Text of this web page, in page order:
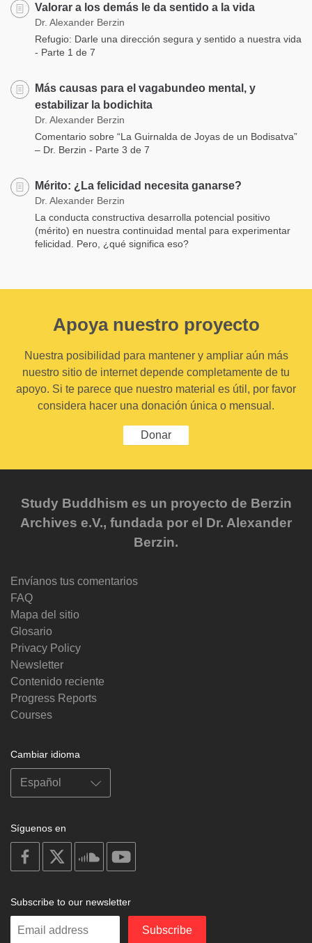
Valorar a los demás le da sentido a la vida
Dr. Alexander Berzin
Refugio: Darle una dirección segura y sentido a nuestra vida
- Parte 1 de 7
Más causas para el vagabundeo mental, y
estabilizar la bodichita
Dr. Alexander Berzin
Comentario sobre “La Guirnalda de Joyas de un Bodisatva”
– Dr. Berzin - Parte 3 de 7
Mérito: ¿La felicidad necesita ganarse?
Dr. Alexander Berzin
La conducta constructiva desarrolla potencial positivo
(mérito) en nuestra continuidad mental para experimentar
felicidad. Pero, ¿qué significa eso?
Apoya nuestro proyecto
Nuestra posibilidad para mantener y ampliar aún más
nuestro sitio de internet depende completamente de tu
apoyo. Si te parece que nuestro material es útil, por favor
considera hacer una donación única o mensual.
Donar
Study Buddhism es un proyecto de Berzin
Archives e.V., fundada por el Dr. Alexander
Berzin.
Envíanos tus comentarios
FAQ
Mapa del sitio
Glosario
Privacy Policy
Newsletter
Contenido reciente
Progress Reports
Courses
Cambiar idioma
Síguenos en
on
facebook
soundcloud
Subscribe to our newsletter
Enter
Subscribe